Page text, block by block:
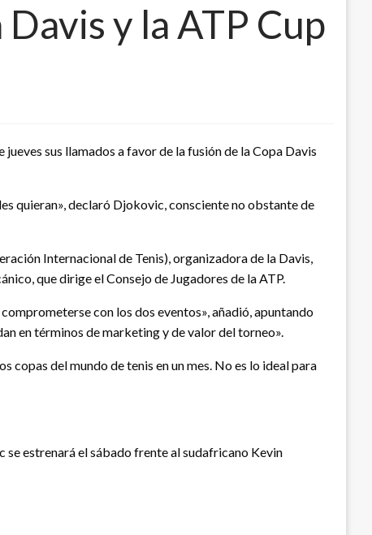
y la ATP Cup
sus llamados a favor de la fusión de la Copa Davis
quieran», declaró Djokovic, consciente no obstante de
Internacional de Tenis), organizadora de la Davis,
que dirige el Consejo de Jugadores de la ATP.
con los dos eventos», añadió, apuntando
en términos de marketing y de valor del torneo».
del mundo de tenis en un mes. No es lo ideal para
estrenará el sábado frente al sudafricano Kevin